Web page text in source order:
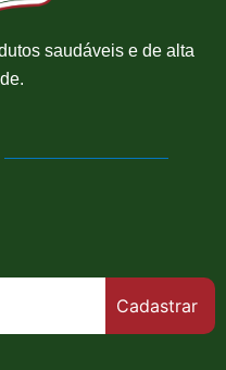
saudáveis e de alta
Cadastrar